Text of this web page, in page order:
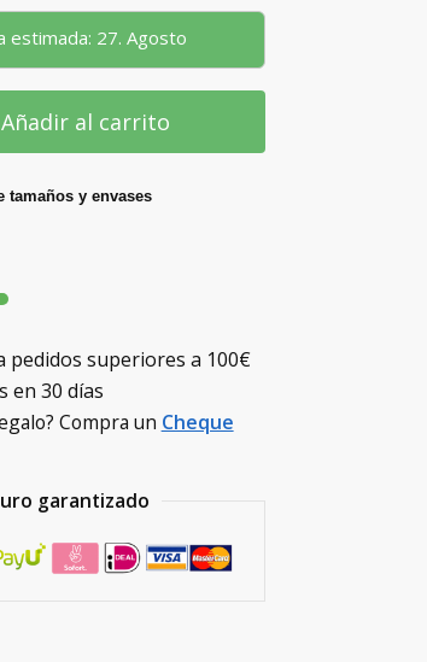
estimada: 27. Agosto
Añadir al carrito
tamaños y envases
pedidos superiores a 100€
en 30 días
Compra un Cheque
garantizado